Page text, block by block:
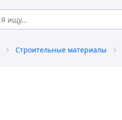
Строительные материалы